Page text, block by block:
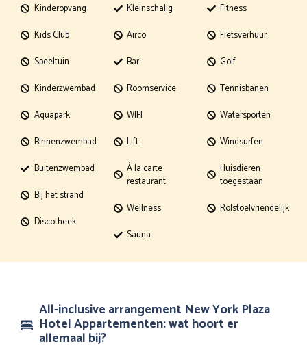
Kinderopvang
Kids Club
Speeltuin
Kinderzwembad
Aquapark
Binnenzwembad
Buitenzwembad
Bij het strand
Discotheek
Kleinschalig
Airco
Bar
Roomservice
WIFI
Lift
À la carte
restaurant
Wellness
Sauna
Fitness
Fietsverhuur
Golf
Tennisbanen
Watersporten
Windsurfen
Huisdieren
toegestaan
Rolstoelvriendelijk
All-inclusive arrangement New York Plaza
Hotel Appartementen: wat hoort er
allemaal bij?